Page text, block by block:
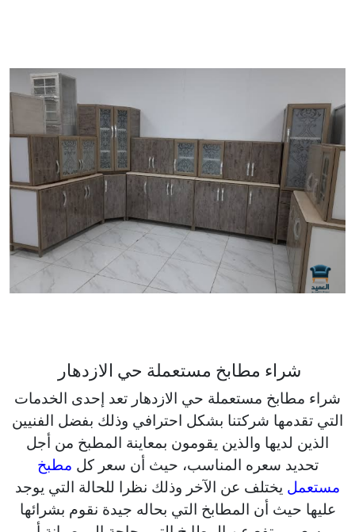
شراء مطابخ مستعملة حي الازدهار
شراء مطابخ مستعملة حي الازدهار تعد إحدى الخدمات
التي تقدمها شركتنا بشكل احترافي وذلك بفضل الفنيين
الذين لديها والذين يقومون بمعاينة المطبخ من أجل
تحديد سعره المناسب، حيث أن سعر كل مطبخ
مستعمل يختلف عن الآخر وذلك نظرا للحالة التي يوجد
عليها حيث أن المطابخ التي بحاله جيدة نقوم بشرائها